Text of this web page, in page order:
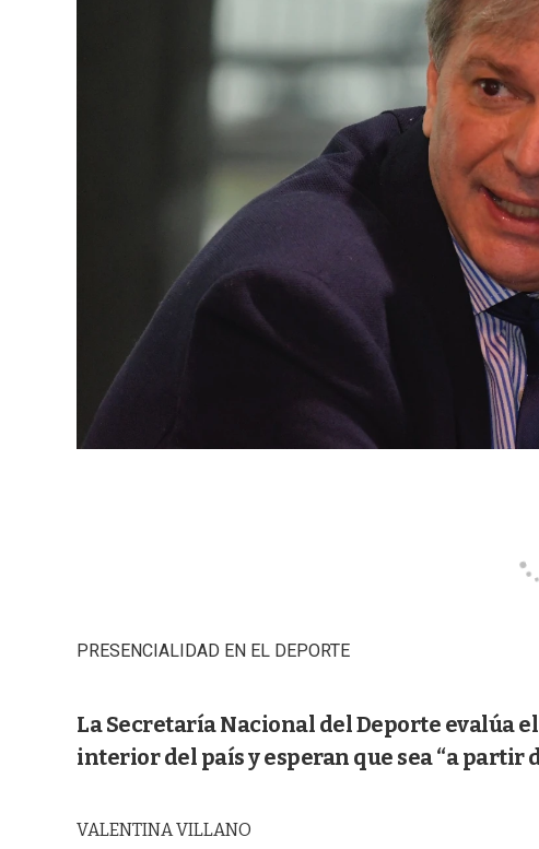
PRESENCIALIDAD EN EL DEPORTE
La Secretaría Nacional del Deporte evalúa
interior del país y esperan que sea “a partir
VALENTINA VILLANO